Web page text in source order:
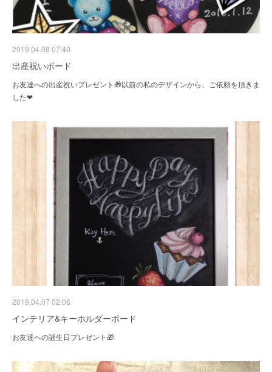
2019.04.08 07:40
出産祝いボード
お友達への出産祝いプレゼント🎁以前の私のデザインから、ご依頼を頂きま
した❤
2019.04.07 02:08
インテリア&キーホルダーボード
お友達への誕生日プレゼント🎁